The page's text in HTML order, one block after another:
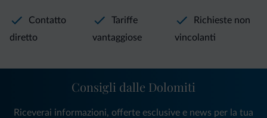
Contatto
diretto
Tariffe
vantaggiose
Richieste non
vincolanti
Consigli dalle Dolomiti
Riceverai informazioni, offerte esclusive e news per la tua